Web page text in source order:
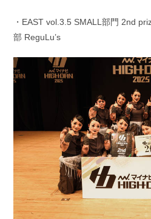
・EAST vol.3.5 SMALL部門 2nd
部 ReguLu’s